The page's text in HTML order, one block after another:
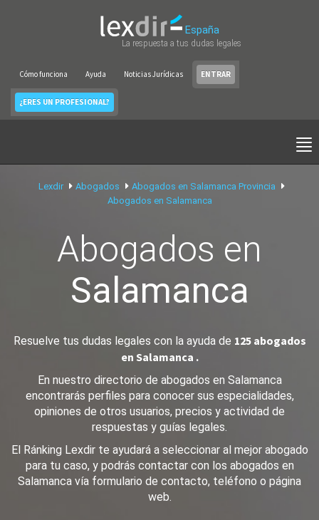
España
La respuesta a tus dudas legales
Cómo funciona Ayuda Noticias Jurídicas ENTRAR
¿ERES UN PROFESIONAL?
Lexdir Abogados
Abogados en Salamanca Provincia
Abogados en Salamanca
Abogados en
Salamanca
Resuelve tus dudas legales con la ayuda de 125 abogados
en Salamanca .
En nuestro directorio de abogados en Salamanca
encontrarás perfiles para conocer sus especialidades,
opiniones de otros usuarios, precios y actividad de
respuestas y guías legales.
El Ránking Lexdir te ayudará a seleccionar al mejor abogado
para tu caso, y podrás contactar con los abogados en
Salamanca vía formulario de contacto, teléfono o página
web.